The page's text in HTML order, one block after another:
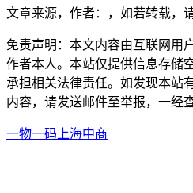
文章来源，作者：，如若转载，
免责声明：本文内容由互联网用
作者本人。本站仅提供信息存储
承担相关法律责任。如发现本站
内容，请发送邮件至举报，一经
一物一码 上海中商